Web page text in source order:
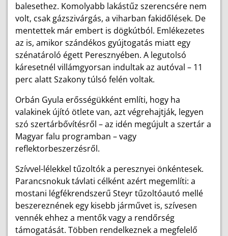
balesethez. Komolyabb lakástűz szerencsére nem
volt, csak gázszivárgás, a viharban fakidőlések. De
mentettek már embert is dögkútból. Emlékezetes
az is, amikor szándékos gyújtogatás miatt egy
szénatároló égett Peresznyében. A legutolsó
káresetnél villámgyorsan indultak az autóval – 11
perc alatt Szakony túlsó felén voltak.
Orbán Gyula erősségükként említi, hogy ha
valakinek újító ötlete van, azt végrehajtják, legyen
szó szertárbővítésről – az idén megújult a szertár a
Magyar falu programban – vagy
reflektorbeszerzésről.
Szívvel-lélekkel tűzoltók a peresznyei önkéntesek.
Parancsnokuk távlati célként azért megemlíti: a
mostani légfékrendszerű Steyr tűzoltóautó mellé
beszereznének egy kisebb járművet is, szívesen
vennék ehhez a mentők vagy a rendőrség
támogatását. Többen rendelkeznek a megfelelő